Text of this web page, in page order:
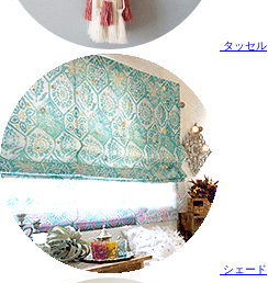
タッセル
シェード